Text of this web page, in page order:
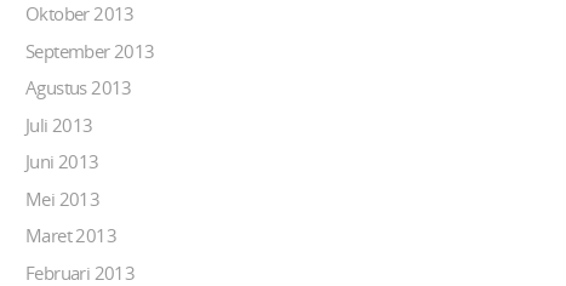
Oktober 2013
September 2013
Agustus 2013
Juli 2013
Juni 2013
Mei 2013
Maret 2013
Februari 2013